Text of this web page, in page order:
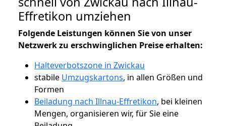
Effretikon umziehen
Folgende Leistungen können Sie von unser
Netzwerk zu erschwinglichen Preise erhalten:
Halteverbotszone in Zwickau
stabile Umzugskartons, in allen Größen und
Formen
Beiladung nach Illnau-Effretikon, bei kleinen
Mengen, organisieren wir, für Sie eine